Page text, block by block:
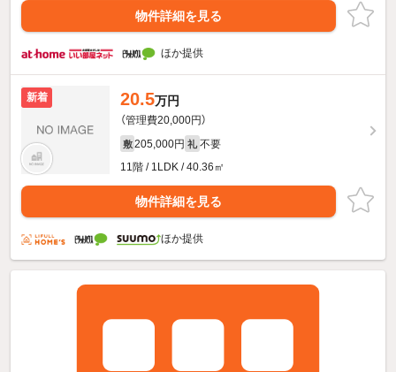
物件詳細を見る
ほか提供
新着 20.5万円
（管理費20,000円）
敷 205,000円 礼 不要
11階 / 1LDK / 40.36㎡
物件詳細を見る
ほか提供